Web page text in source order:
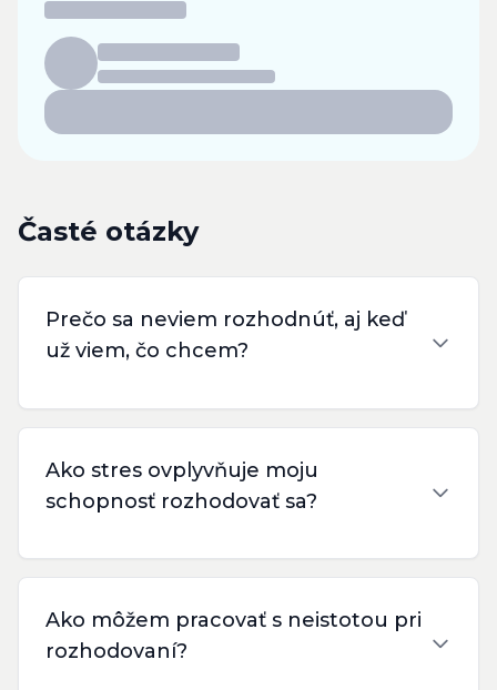
Časté otázky
Prečo sa neviem rozhodnúť, aj keď
už viem, čo chcem?
Ako stres ovplyvňuje moju
schopnosť rozhodovať sa?
Ako môžem pracovať s neistotou pri
rozhodovaní?